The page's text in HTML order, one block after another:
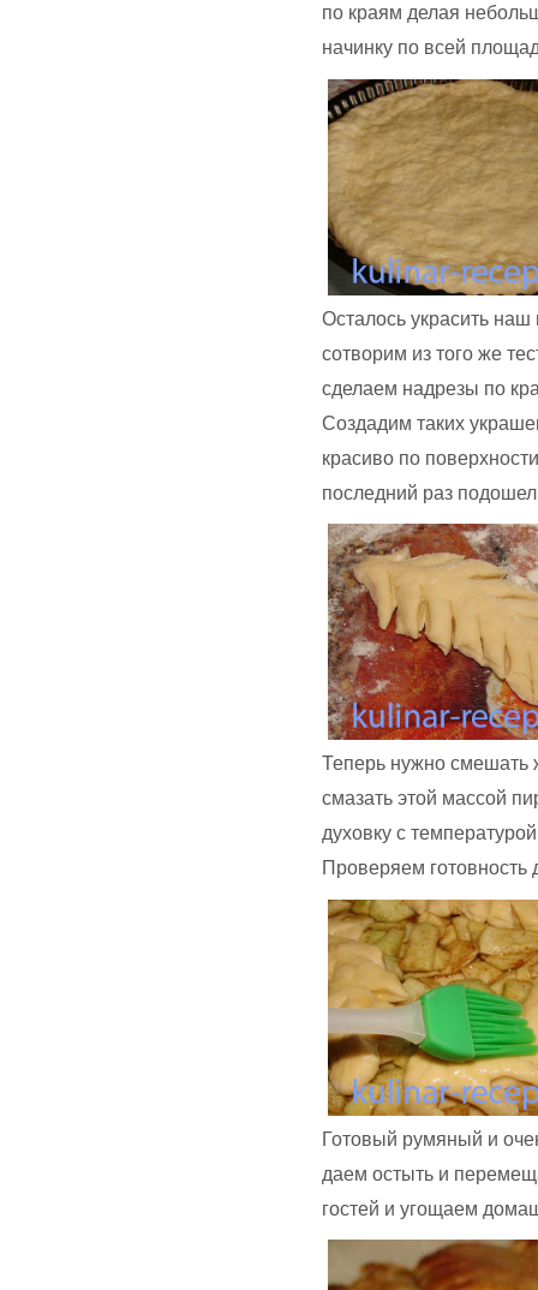
по краям делая
начинку по всей
Осталось украсить
сотворим из того же
сделаем надрезы по
Создадим таких
красиво по
последний раз
Теперь нужно смешать
смазать этой массой
духовку с
Проверяем готовность
Готовый румяный и
даем остыть и
гостей и угощаем